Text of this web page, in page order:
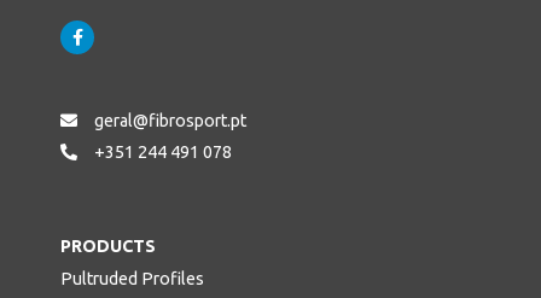
geral@fibrosport.pt
+351 244 491 078
PRODUCTS
Pultruded Profiles